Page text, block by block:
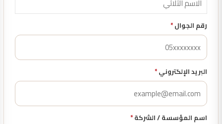
رقم الجوال*
البريد الإلكتروني*
اسم المؤسسة / الشركة*